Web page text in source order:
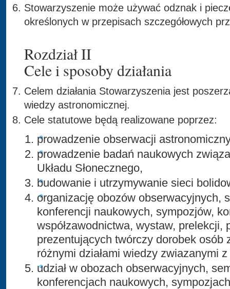
Stowarzyszenie może używać odznak i
określonych w przepisach szczegółowych
Rozdział II
Cele i sposoby działania
Celem działania Stowarzyszenia jest
wiedzy astronomicznej.
Cele statutowe będą realizowane poprzez:
prowadzenie obserwacji
prowadzenie badań naukowych
Układu Słonecznego,
budowanie i utrzymywanie sieci
organizację obozów obserwacyjnych,
konferencji naukowych, sympozjów,
współzawodnictwa, wystaw, prelekcji,
prezentujących twórczy dorobek osób
różnymi działami wiedzy zwiazanymi
udział w obozach obserwacyjnych,
konferencjach naukowych,